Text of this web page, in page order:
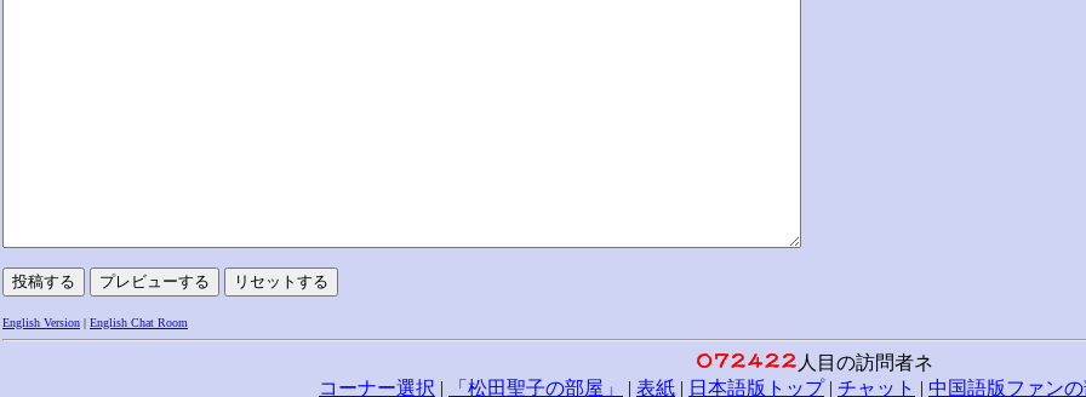
English Version English Chat Room
人目の訪問者ネ
コーナー選択 | 「松田聖子の部屋」 | 表紙 | 日本語版トップ| チャット | 中国語版ファン